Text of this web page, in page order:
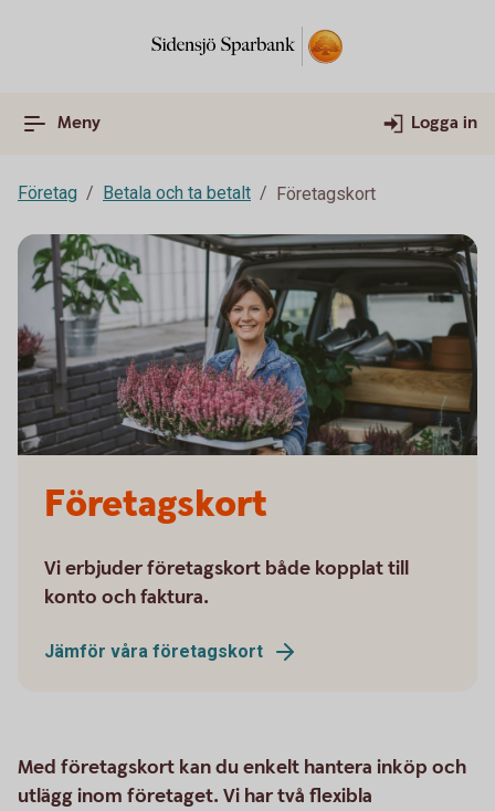
Meny Logga in
Företag Betala och ta betalt Företagskort
Företagskort
Vi erbjuder företagskort både kopplat till
konto och faktura.
Jämför våra företagskort
Med företagskort kan du enkelt hantera inköp och
utlägg inom företaget. Vi har två flexibla